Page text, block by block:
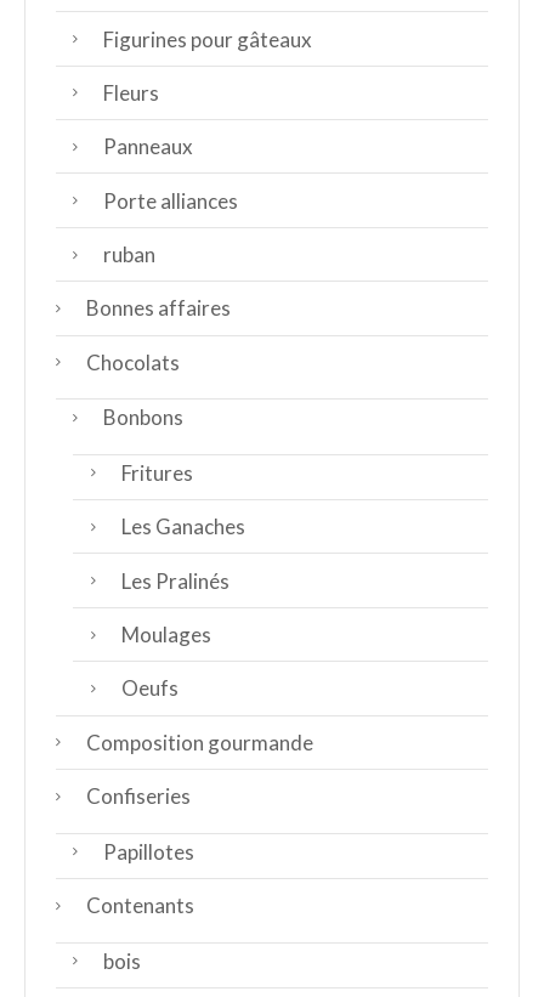
Figurines pour gâteaux
Fleurs
Panneaux
Porte alliances
ruban
Bonnes affaires
Chocolats
Bonbons
Fritures
Les Ganaches
Les Pralinés
Moulages
Oeufs
Composition gourmande
Confiseries
Papillotes
Contenants
bois